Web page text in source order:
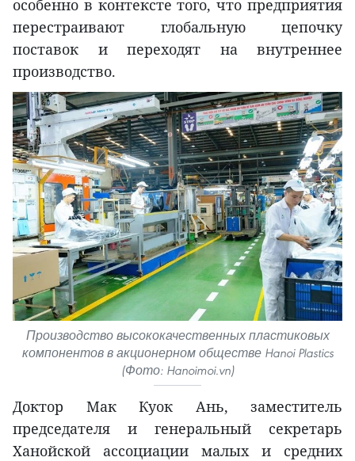
особенно в контексте того, что предприятия
перестраивают глобальную цепочку
поставок и переходят на внутреннее
производство.
Производство высококачественных пластиковых
компонентов в акционерном обществе Hanoi Plastics
(Фото: Hanoimoi.vn)
Доктор Мак Куок Ань, заместитель
председателя и генеральный секретарь
Ханойской ассоциации малых и средних